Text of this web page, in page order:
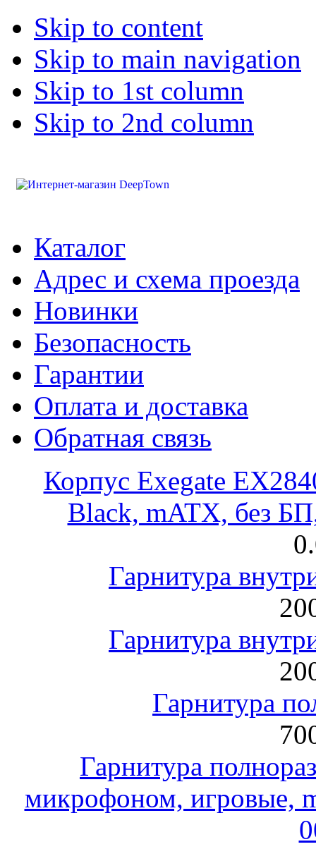
Skip to content
Skip to main navigation
Skip to 1st column
Skip to 2nd column
Каталог
Адрес и схема проезда
Новинки
Безопасность
Гарантии
Оплата и доставка
Обратная связь
Корпус Exegate
Black, mATX, без
Гарнитура
Гарнитура
Гарнитура
Гарнитура
микрофоном, игровые,